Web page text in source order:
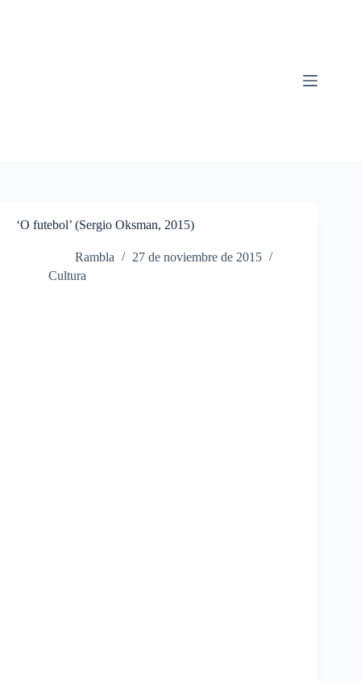
‘O futebol’ (Sergio Oksman, 2015)
Rambla
27 de noviembre de 2015
Cultura